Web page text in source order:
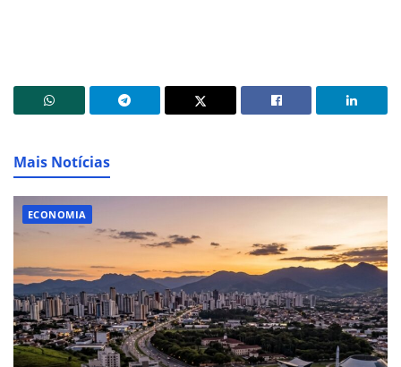
Mais Notícias
ECONOMIA